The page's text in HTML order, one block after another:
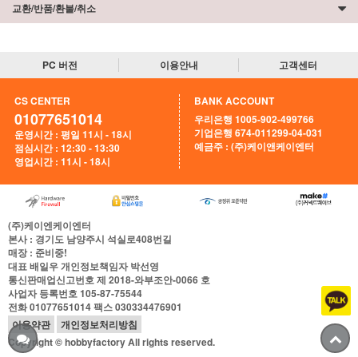
교환/반품/환불/취소
PC 버전 이용안내 고객센터
CS CENTER
01077651014
운영시간 : 평일 11시 - 18시
점심시간 : 12:30 - 13:30
영업시간 : 11시 - 18시
BANK ACCOUNT
우리은행 1005-902-499766
기업은행 674-011299-04-031
예금주 : (주)케이앤케이엔터
(주)케이엔케이엔터
본사: 경기도 남양주시 석실로408번길
매장: 준비중!
대표배일우개인정보책임자박선영
통신판매업신고번호제 2018-와부조안-0066 호
사업자 등록번호105-87-75544
전화01077651014팩스030334476901
이용약관
개인정보처리방침
Copyright © hobbyfactory All rights reserved.